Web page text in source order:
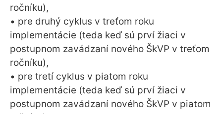
ročníku),
• pre druhý cyklus v treťom roku
implementácie (teda keď sú prví žiaci v
postupnom zavádzaní nového ŠkVP v treťom
ročníku),
• pre tretí cyklus v piatom roku
implementácie (teda keď sú prví žiaci v
postupnom zavádzaní nového ŠkVP v piatom